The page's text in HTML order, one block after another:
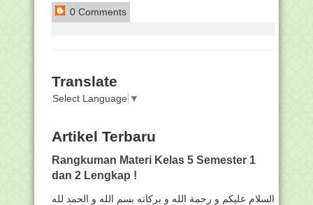
0 Comments
Translate
Select Language ▼
Artikel Terbaru
Rangkuman Materi Kelas 5 Semester 1
dan 2 Lengkap !
السلام عليكم و رحمة الله و بركاته بسم الله و الحمد لله